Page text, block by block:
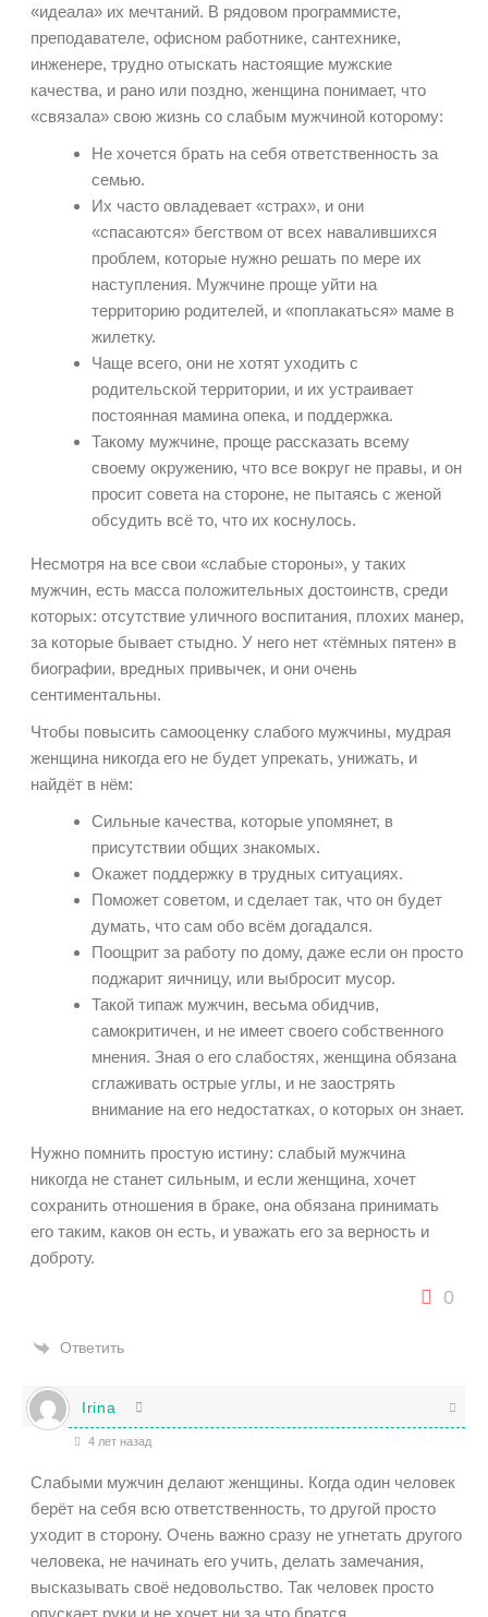
«идеала» их мечтаний. В рядовом программисте,
преподавателе, офисном работнике, сантехнике,
инженере, трудно отыскать настоящие мужские
качества, и рано или поздно, женщина понимает, что
«связала» свою жизнь со слабым мужчиной которому:
Не хочется брать на себя ответственность за
семью.
Их часто овладевает «страх», и они
«спасаются» бегством от всех навалившихся
проблем, которые нужно решать по мере их
наступления. Мужчине проще уйти на
территорию родителей, и «поплакаться» маме в
жилетку.
Чаще всего, они не хотят уходить с
родительской территории, и их устраивает
постоянная мамина опека, и поддержка.
Такому мужчине, проще рассказать всему
своему окружению, что все вокруг не правы, и он
просит совета на стороне, не пытаясь с женой
обсудить всё то, что их коснулось.
Несмотря на все свои «слабые стороны», у таких
мужчин, есть масса положительных достоинств, среди
которых: отсутствие уличного воспитания, плохих манер,
за которые бывает стыдно. У него нет «тёмных пятен» в
биографии, вредных привычек, и они очень
сентиментальны.
Чтобы повысить самооценку слабого мужчины, мудрая
женщина никогда его не будет упрекать, унижать, и
найдёт в нём:
Сильные качества, которые упомянет, в
присутствии общих знакомых.
Окажет поддержку в трудных ситуациях.
Поможет советом, и сделает так, что он будет
думать, что сам обо всём догадался.
Поощрит за работу по дому, даже если он просто
поджарит яичницу, или выбросит мусор.
Такой типаж мужчин, весьма обидчив,
самокритичен, и не имеет своего собственного
мнения. Зная о его слабостях, женщина обязана
сглаживать острые углы, и не заострять
внимание на его недостатках, о которых он знает.
Нужно помнить простую истину: слабый мужчина
никогда не станет сильным, и если женщина, хочет
сохранить отношения в браке, она обязана принимать
его таким, каков он есть, и уважать его за верность и
доброту.
0
Ответить
Irina
4 лет назад
Слабыми мужчин делают женщины. Когда один человек
берёт на себя всю ответственность, то другой просто
уходит в сторону. Очень важно сразу не угнетать другого
человека, не начинать его учить, делать замечания,
высказывать своё недовольство. Так человек просто
опускает руки и не хочет ни за что братся.